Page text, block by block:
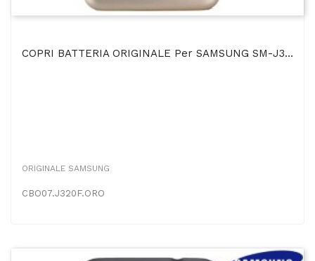
COPRI BATTERIA ORIGINALE Per SAMSUNG SM-J320F GALAXY J3 2016 DUOS COLORE ORO BULK
ORIGINALE SAMSUNG
CBO07.J320F.ORO